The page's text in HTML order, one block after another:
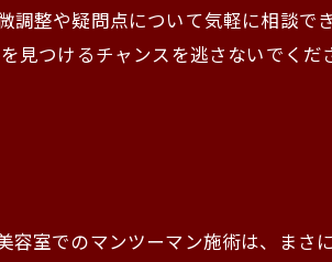
整や疑問点について気軽に相談で
見つけるチャンスを逃さないでくだ
室でのマンツーマン施術は、まさ